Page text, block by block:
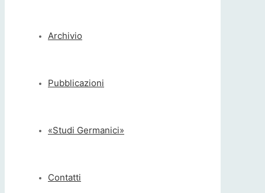
Archivio
Pubblicazioni
«Studi Germanici»
Contatti